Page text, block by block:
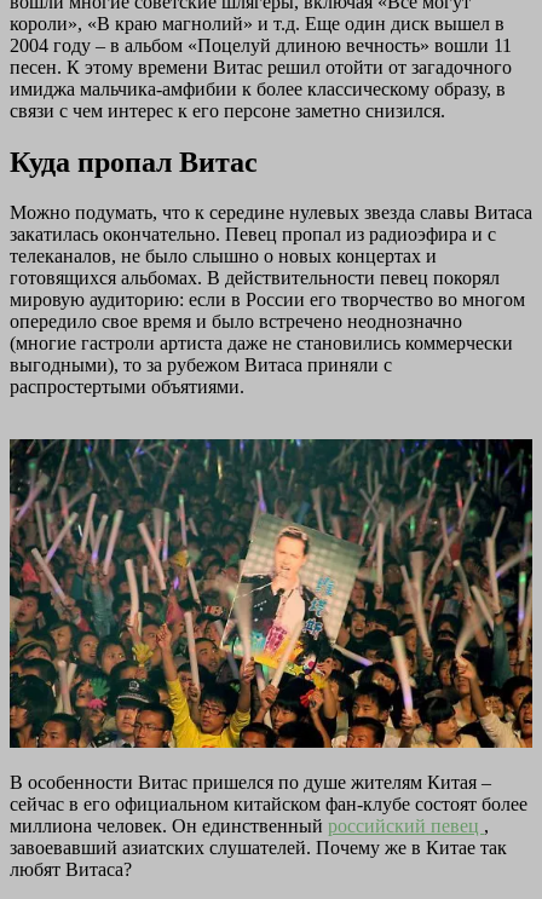
короли», «В краю магнолий» и т.д. Еще один диск вышел в
2004 году – в альбом «Поцелуй длиною вечность» вошли 11
песен. К этому времени Витас решил отойти от загадочного
имиджа мальчика-амфибии к более классическому образу, в
связи с чем интерес к его персоне заметно снизился.
Куда пропал Витас
Можно подумать, что к середине нулевых звезда славы Витаса
закатилась окончательно. Певец пропал из радиоэфира и с
телеканалов, не было слышно о новых концертах и
готовящихся альбомах. В действительности певец покорял
мировую аудиторию: если в России его творчество во многом
опередило свое время и было встречено неоднозначно
(многие гастроли артиста даже не становились коммерчески
выгодными), то за рубежом Витаса приняли с
распростертыми объятиями.
В особенности Витас пришелся по душе жителям Китая –
сейчас в его официальном китайском фан-клубе состоят более
миллиона человек. Он единственный российский певец ,
завоевавший азиатских слушателей. Почему же в Китае так
любят Витаса?